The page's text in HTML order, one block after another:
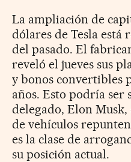
La ampliación de
dólares de Tesla está
del pasado. El
reveló el jueves sus
y bonos convertibles
años. Esto podría ser
delegado, Elon Musk,
de vehículos
es la clase de
su posición actual.